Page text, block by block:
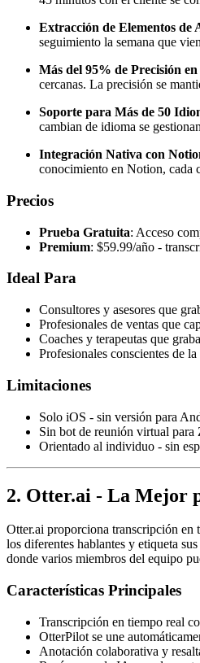
Extracción de Elementos de
seguimiento la semana que
Más del 95% de Precisión
cercanas. La precisión se
Soporte para Más de 50
cambian de idioma se
Integración Nativa con
conocimiento en Notion, cada
Precios
Prueba Gratuita: Acceso
Premium: $59.99/año -
Ideal Para
Consultores y asesores que
Profesionales de ventas que
Coaches y terapeutas que
Profesionales conscientes de
Limitaciones
Solo iOS - sin versión para
Sin bot de reunión virtual
Orientado al individuo - sin
2. Otter.ai - La Mejor
Otter.ai proporciona transcripción en
los diferentes hablantes y etiqueta
donde varios miembros del equipo
Características Principales
Transcripción en tiempo real
OtterPilot se une
Anotación colaborativa y